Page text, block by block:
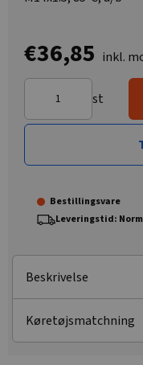
€36,85 inkl.
st
Bestillingsvare
Leveringstid:
Beskrivelse
Køretøjsmatchning